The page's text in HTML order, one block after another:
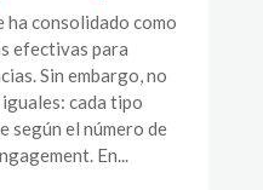
ha consolidado como
efectivas para
Sin embargo, no
cada tipo
según el número de
En...